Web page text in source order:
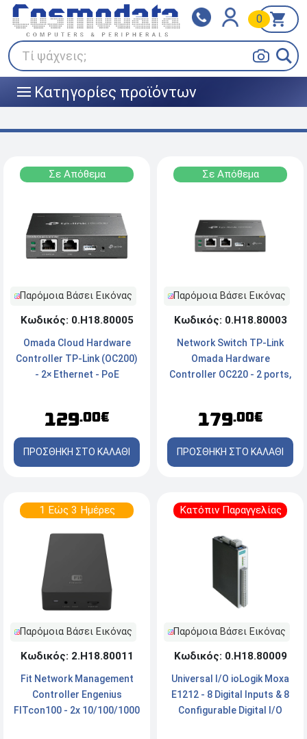
Τί ψάχνεις;
0
||| Κατηγορίες προϊόντων
Klarna
Πληρώστε σε 3
άτοκες δόσεις
BOX NOW
Σε Απόθεμα
Παρόμοια Βάσει Εικόνας
Κωδικός: 0.Η18.80005
Omada Cloud Hardware
Controller TP-Link (OC200)
- 2× Ethernet - PoE
129.00€
ΠΡΟΣΘΗΚΗ ΣΤΟ ΚΑΛΑΘΙ
Σε Απόθεμα
Παρόμοια Βάσει Εικόνας
Κωδικός: 0.Η18.80003
Network Switch TP-Link
Omada Hardware
Controller OC220 - 2 ports,
179.00€
ΠΡΟΣΘΗΚΗ ΣΤΟ ΚΑΛΑΘΙ
1 Εώς 3 Ημέρες
Παρόμοια Βάσει Εικόνας
Κωδικός: 2.Η18.80011
Fit Network Management
Controller Engenius
FITcon100 - 2x 10/100/1000
Κατόπιν Παραγγελίας
Παρόμοια Βάσει Εικόνας
Κωδικός: 0.Η18.80009
Universal I/O ioLogik Moxa
E1212 - 8 Digital Inputs & 8
Configurable Digital I/O